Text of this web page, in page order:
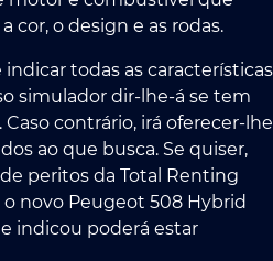
cor, o design e as rodas.
todas as características
simulador dir-lhe-á se tem
contrário, irá oferecer-lhe
ao que busca. Se quiser,
peritos da Total Renting
novo Peugeot 508 Hybrid
indicou poderá estar